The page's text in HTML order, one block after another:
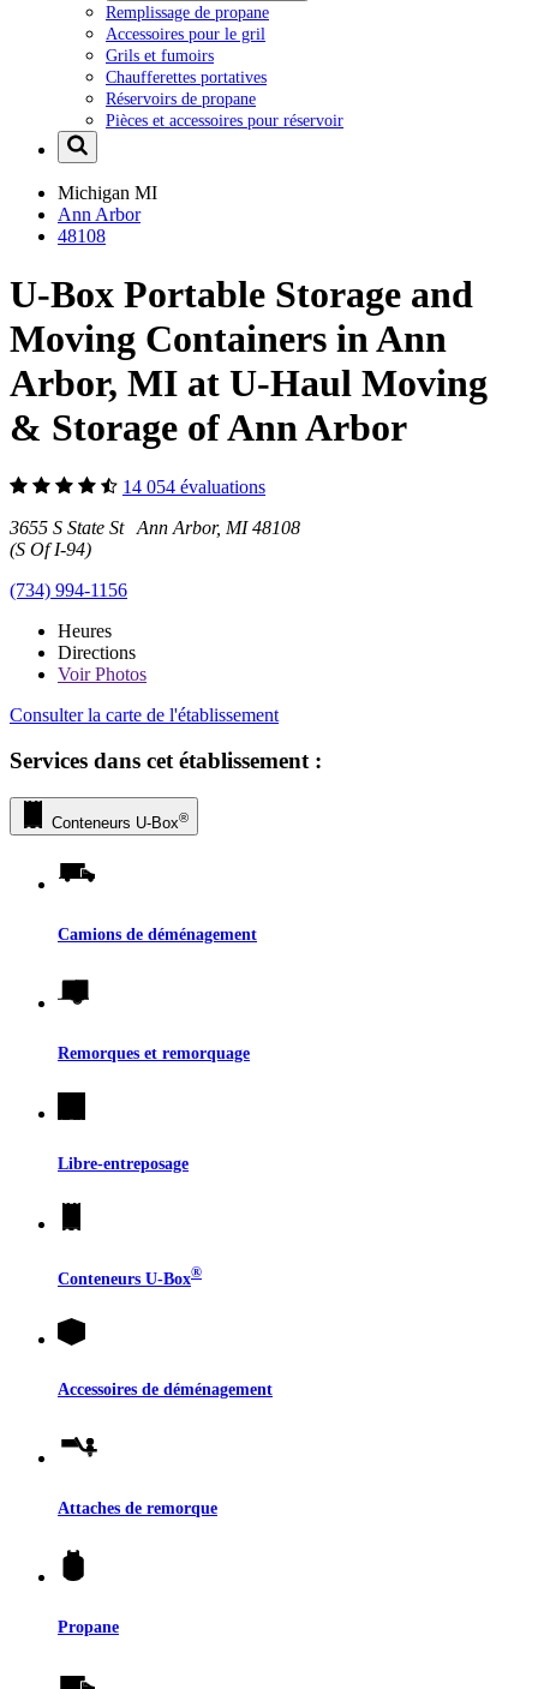
Remplissage de propane
Accessoires pour le gril
Grils et fumoirs
Chaufferettes portatives
Réservoirs de propane
Pièces et accessoires pour réservoir
Michigan MI
Ann Arbor
48108
U-Box Portable Storage and
Moving Containers in Ann
Arbor, MI at U-Haul Moving
& Storage of Ann Arbor
14 054 évaluations
3655 S State St Ann Arbor, MI 48108
(S Of I-94)
(734) 994-1156
Heures
Directions
VoirPhotos
Consulter la carte de l'établissement
Services dans cet établissement :
Conteneurs U-Box®
Camions de déménagement
Remorques et remorquage
Libre-entreposage
Conteneurs U-Box®
Accessoires de déménagement
Attaches de remorque
Propane